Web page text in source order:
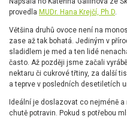
provedla MUDr. Hana Krejčí, Ph.D.
Většina druhů ovoce není na
zase až tak bohatá. Jediným v
sladidlem je med a ten lidé
často. Až později jsme začali
nektaru či cukrové třtiny, za další
a teprve v posledních desetiletích
Ideální je doslazovat co nejméně
chutě potravin. Pokud s potřebou